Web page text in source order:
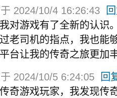
2024/10/4 16:26:43
对游戏有了全新的认识
老司机的指点，我也能
台让我的传奇之旅更加
2024/10/5 6:24:05
回
奇游戏玩家，我发现传